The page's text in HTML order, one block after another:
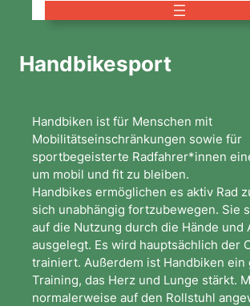
Handbikesport
Handbiken ist für Menschen mit
Mobilitätseinschränkungen sowie für
sportbegeisterte Radfahrer*innen
um mobil und fit zu bleiben.
Handbikes ermöglichen es aktiv Rad
sich unabhängig fortzubewegen. Sie
auf die Nutzung durch die Hände und
ausgelegt. Es wird hauptsächlich der
trainiert. Außerdem ist Handbiken ein
Training, das Herz und Lunge stärkt.
normalerweise auf den Rollstuhl